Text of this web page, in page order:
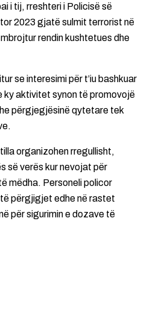
i tij, rreshteri i Policisë së
2023 gjatë sulmit terrorist në
rendin kushtetues dhe
se interesimi për t’iu bashkuar
ky aktivitet synon të promovojë
përgjegjësinë qytetare tek
organizohen rregullisht,
së verës kur nevojat për
mëdha. Personeli policor
përgjigjet edhe në rastet
për sigurimin e dozave të